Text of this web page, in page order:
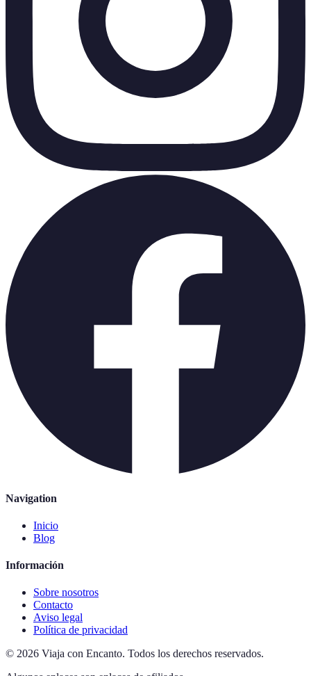
Navigation
Inicio
Blog
Información
Sobre nosotros
Contacto
Aviso legal
Política de privacidad
© 2026 Viaja con Encanto. Todos los derechos reservados.